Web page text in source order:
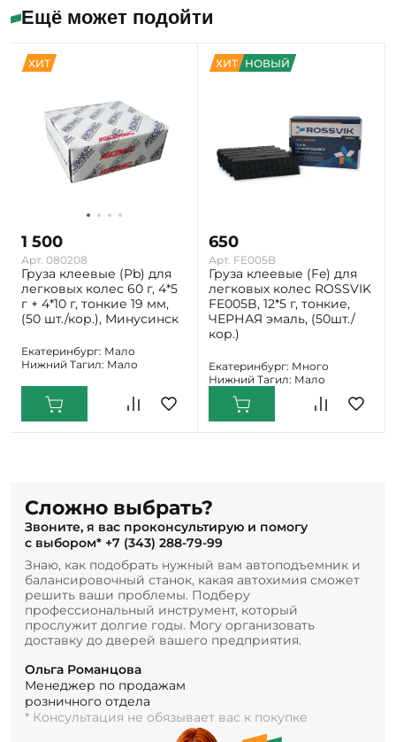
Ещё может подойти
ХИТ
1 500
Арт. 080208
Груза клеевые (Pb) для
легковых колес 60 г, 4*5
г + 4*10 г, тонкие 19 мм,
(50 шт./кор.), Минусинск
Екатеринбург: Мало
Нижний Тагил: Мало
ХИТ НОВЫЙ
650
Арт. FE005B
Груза клеевые (Fe) для
легковых колес ROSSVIK
FE005B, 12*5 г, тонкие,
ЧЕРНАЯ эмаль, (50шт./
кор.)
Екатеринбург: Много
Нижний Тагил: Мало
Сложно выбрать?
Звоните, я вас проконсультирую и помогу
с выбором* +7 (343) 288-79-99
Знаю, как подобрать нужный вам автоподъемник и
балансировочный станок, какая автохимия сможет
решить ваши проблемы. Подберу
профессиональный инструмент, который
прослужит долгие годы. Могу организовать
доставку до дверей вашего предприятия.
Ольга Романцова
Менеджер по продажам
розничного отдела
* Консультация не обязывает вас к покупке